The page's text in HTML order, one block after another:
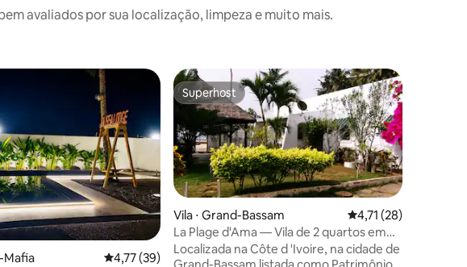
avaliados por sua localização, limpeza e muito mais.
Mafia 4,77 de uma avaliação média de 5, 39 avaliações
4,77 (39)
Superhost
Superhost
Vila ⋅ Grand-Bassam 4,71 de uma
4,71 (28)
La Plage d'Ama — Vila de 2 quartos em
praia privada
Localizada na Côte d 'Ivoire, na cidade de